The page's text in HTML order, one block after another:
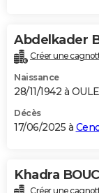
Abdelkader
Créer une
Naissance
28/11/1942 à
Décès
17/06/2025 à
Khadra
Créer une